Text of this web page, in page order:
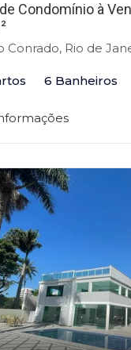
Condomínio à
Conrado, Rio de
6 Banheiros